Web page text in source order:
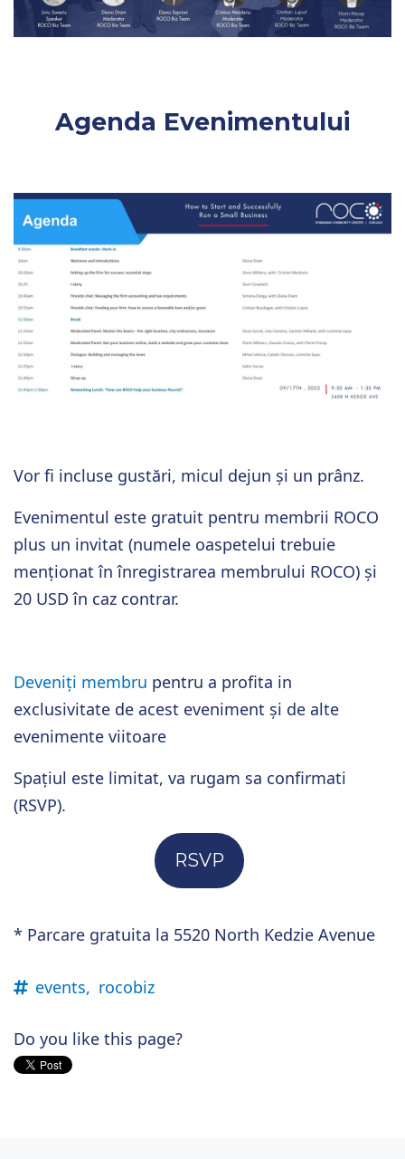
Agenda Evenimentului
Vor fi incluse gustări, micul dejun și un prânz.
Evenimentul este gratuit pentru membrii ROCO
plus un invitat (numele oaspetelui trebuie
menționat în înregistrarea membrului ROCO) și
20 USD în caz contrar.
Deveniți membru pentru a profita in
exclusivitate de acest eveniment și de alte
evenimente viitoare
Spațiul este limitat, va rugam sa confirmati
(RSVP).
RSVP
* Parcare gratuita la 5520 North Kedzie Avenue
events, rocobiz
Do you like this page?